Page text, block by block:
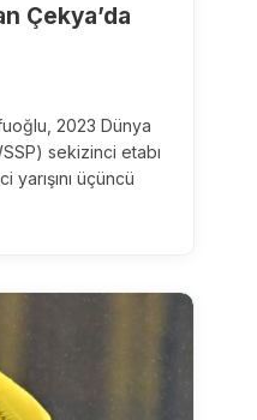
Çekya’da
2023 Dünya
sekizinci etabı
üçüncü